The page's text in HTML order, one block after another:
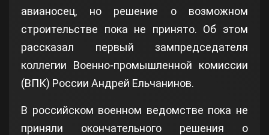
авианосец, но решение о возможном
строительстве пока не принято. Об этом
рассказал первый зампредседателя
коллегии Военно-промышленной комиссии
(ВПК) России Андрей Ельчанинов.
В российском военном ведомстве пока не
приняли окончательного решения о